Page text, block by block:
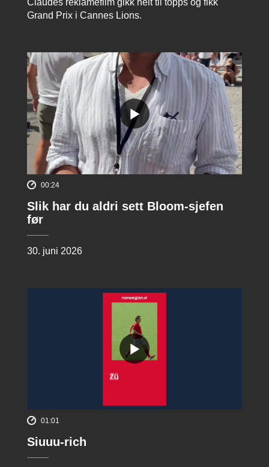
Claudes reklamefilm gikk helt til topps og fikk
Grand Prix i Cannes Lions.
00:24
Slik har du aldri sett Bloom-sjefen
før
30. juni 2026
01:01
Siuuu-rich